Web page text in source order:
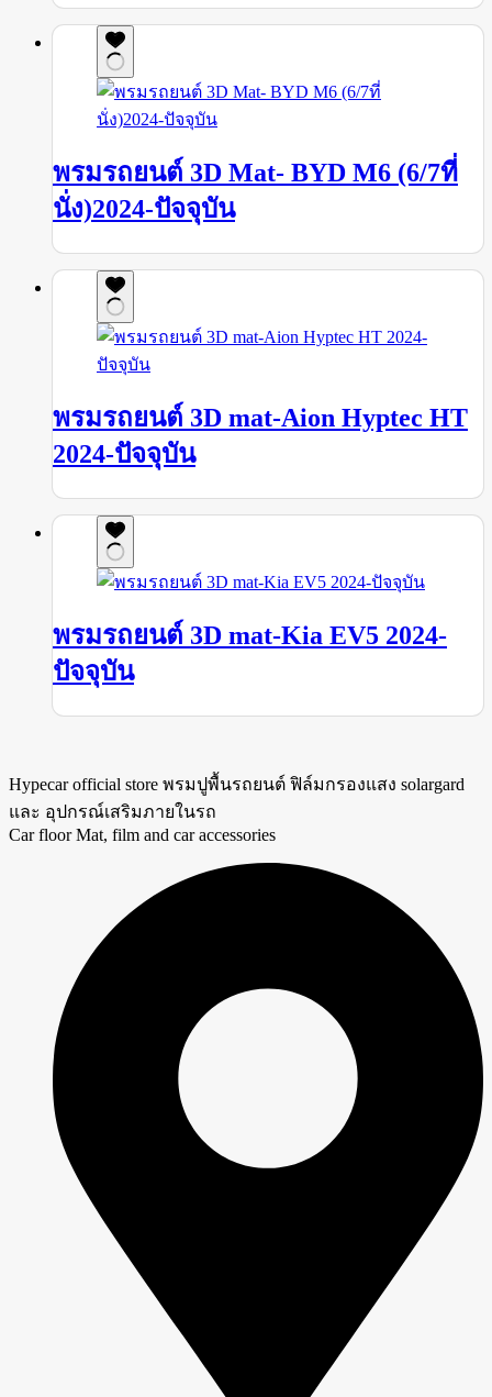
พรมรถยนต์ 3D Mat- BYD M6 (6/7ที่
นั่ง)2024-ปัจจุบัน
พรมรถยนต์ 3D mat-Aion Hyptec HT
2024-ปัจจุบัน
พรมรถยนต์ 3D mat-Kia EV5 2024-
ปัจจุบัน
Hypecar official store พรมปูพื้นรถยนต์ ฟิล์มกรองแสง solargard
และ อุปกรณ์เสริมภายในรถ
Car floor Mat, film and car accessories